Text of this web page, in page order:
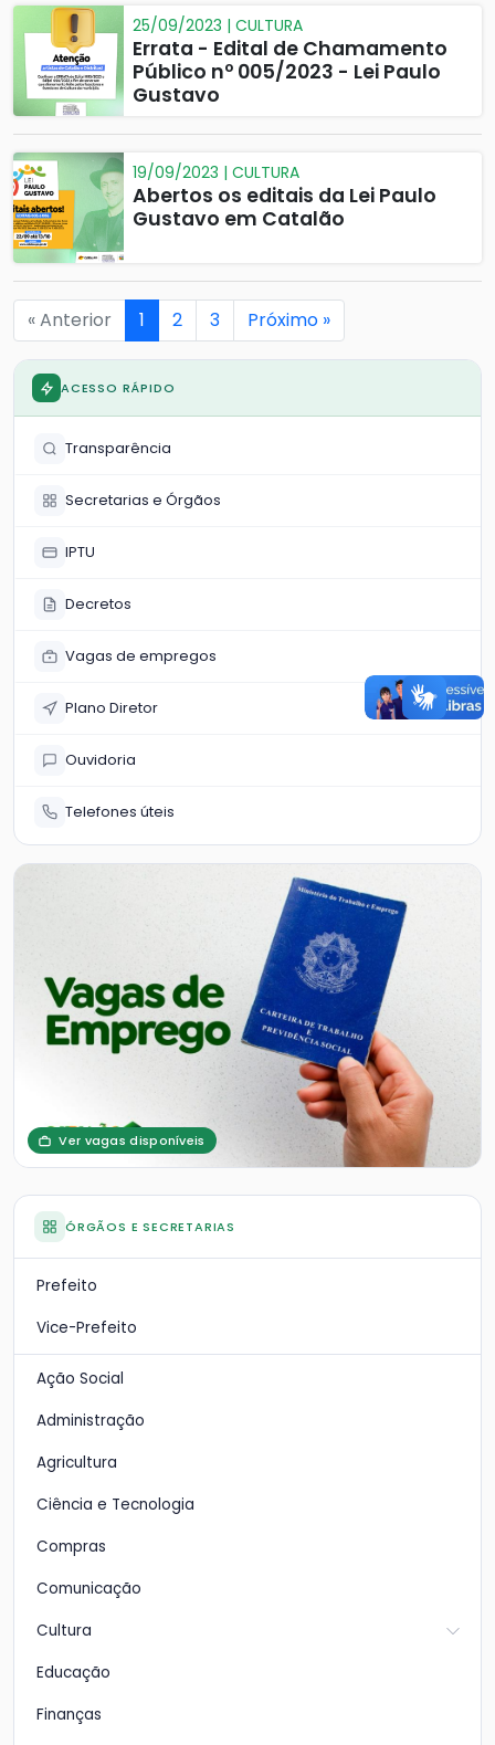
25/09/2023 | CULTURA
Errata - Edital de Chamamento
Público nº 005/2023 - Lei Paulo
Gustavo
19/09/2023 | CULTURA
Abertos os editais da Lei Paulo
Gustavo em Catalão
« Anterior 1 2 3 Próximo »
ACESSO RÁPIDO
Transparência
Secretarias e Órgãos
IPTU
Decretos
Vagas de empregos
Plano Diretor
Ouvidoria
Telefones úteis
Ver vagas disponíveis
ÓRGÃOS E SECRETARIAS
Prefeito
Vice-Prefeito
Ação Social
Administração
Agricultura
Ciência e Tecnologia
Compras
Comunicação
Cultura
Educação
Finanças